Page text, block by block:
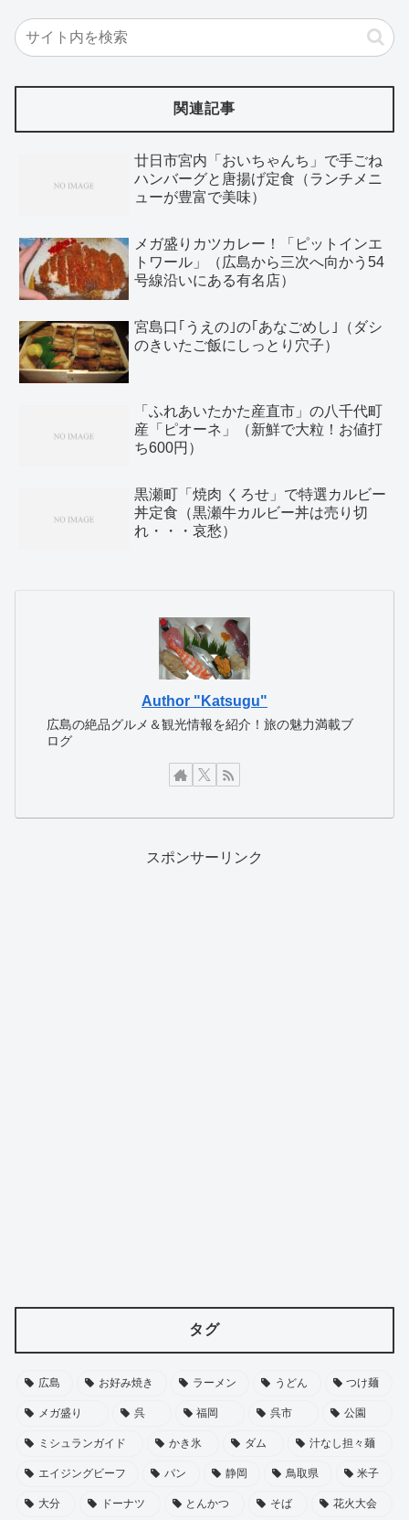
関連記事
廿日市宮内「おいちゃんち」で手ごね
ハンバーグと唐揚げ定食（ランチメニ
ューが豊富で美味）
メガ盛りカツカレー！「ピットインエ
トワール」（広島から三次へ向かう54
号線沿いにある有名店）
宮島口｢うえの｣の｢あなごめし｣（ダシ
のきいたご飯にしっとり穴子）
「ふれあいたかた産直市」の八千代町
産「ピオーネ」（新鮮で大粒！お値打
ち600円）
黒瀬町「焼肉 くろせ」で特選カルビー
丼定食（黒瀬牛カルビー丼は売り切
れ・・・哀愁）
Author "Katsugu"
広島の絶品グルメ＆観光情報を紹介！旅の魅力満載ブ
ログ
スポンサーリンク
タグ
広島 お好み焼き ラーメン うどん つけ麺
メガ盛り 呉 福岡 呉市 公園
ミシュランガイド かき氷 ダム 汁なし担々麺
エイジングビーフ パン 静岡 鳥取県 米子
大分 ドーナツ とんかつ そば 花火大会